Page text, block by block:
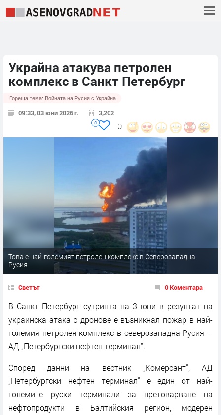
Украйна атакува петролен
комплекс в Санкт Петербург
Гореща тема: Войната на Русия с Украйна
09:33, 03 юни 2026 г. 3,202
0
0
Това е най-големият петролен комплекс в Северозападна
Русия
Светът 0 Коментара
В Санкт Петербург сутринта на 3 юни в резултат на
украинска атака с дронове е възникнал пожар в най-
големия петролен комплекс в северозападна Русия –
АД „Петербургски нефтен терминал“.
Според данни на вестник „Комерсант“, АД
„Петербургски нефтен терминал“ е един от най-
големите руски терминали за претоварване на
нефтопродукти в Балтийския регион, модерен